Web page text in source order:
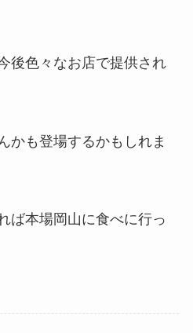
後色々なお店で提供され
かも登場するかもしれま
ば本場岡山に食べに行っ